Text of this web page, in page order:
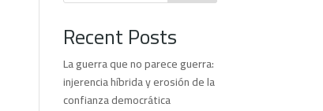
Recent Posts
La guerra que no parece guerra:
injerencia híbrida y erosión de la
confianza democrática